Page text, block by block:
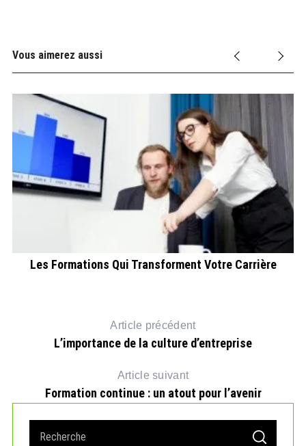
Vous aimerez aussi
Les Formations Qui Transforment Votre Carrière
Article précédent
L’importance de la culture d’entreprise
Article suivant
Formation continue : un atout pour l’avenir
S